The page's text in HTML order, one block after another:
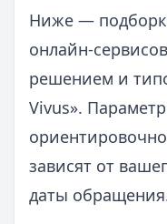
Ниже —
решением и
Vivus».
зависят от
даты